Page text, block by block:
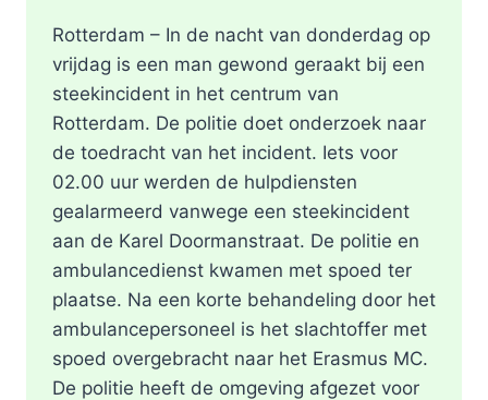
Rotterdam – In de nacht van donderdag op
vrijdag is een man gewond geraakt bij een
steekincident in het centrum van
Rotterdam. De politie doet onderzoek naar
de toedracht van het incident. Iets voor
02.00 uur werden de hulpdiensten
gealarmeerd vanwege een steekincident
aan de Karel Doormanstraat. De politie en
ambulancedienst kwamen met spoed ter
plaatse. Na een korte behandeling door het
ambulancepersoneel is het slachtoffer met
spoed overgebracht naar het Erasmus MC.
De politie heeft de omgeving afgezet voor